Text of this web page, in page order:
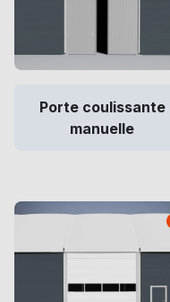
Porte coulissante
manuelle